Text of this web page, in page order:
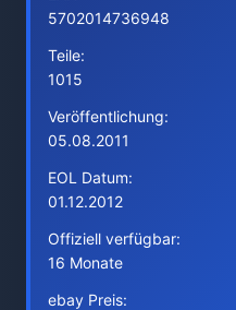
5702014736948
Teile:
1015
Veröffentlichung:
05.08.2011
EOL Datum:
01.12.2012
Offiziell verfügbar:
16 Monate
ebay Preis: